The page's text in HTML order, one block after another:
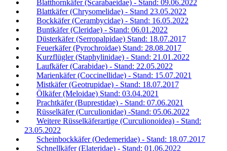
Blatthornkäfer (Scarabaeidae) - Stand: 09.06.2022
Blattkäfer (Chrysomelidae) - Stand 23.05.2022
Bockkäfer (Cerambycidae) - Stand: 16.05.2022
Buntkäfer (Cleridae) - Stand: 06.01.2022
Düsterkäfer (Serropalpidae) Stand: 18.07.2017
Feuerkäfer (Pyrochroidae) Stand: 28.08.2017
Kurzflügler (Staphylinidae) - Stand: 21.01.2022
Laufkäfer (Carabidae) - Stand: 22.05.2022
Marienkäfer (Coccinellidae) - Stand: 15.07.2021
Mistkäfer (Geotrupidae) - Stand: 18.07.2017
Ölkäfer (Meloidae) Stand: 03.04.2021
Prachtkäfer (Buprestidae) - Stand: 07.06.2021
Rüsselkäfer (Curculionidae) -Stand: 05.06.2022
Weitere Rüsselkäferartige (Curculionoidea) - Stand:
23.05.2022
Scheinbockkäfer (Oedemeridae) - Stand: 18.07.2017
Schnellkäfer (Elateridae) - Stand: 01.06.2022